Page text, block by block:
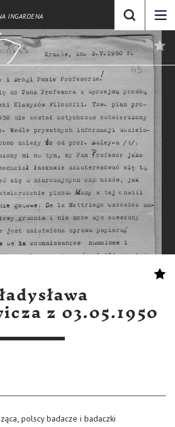
INGARDENA
z 03.05.1950
, polscy badacze i badaczki